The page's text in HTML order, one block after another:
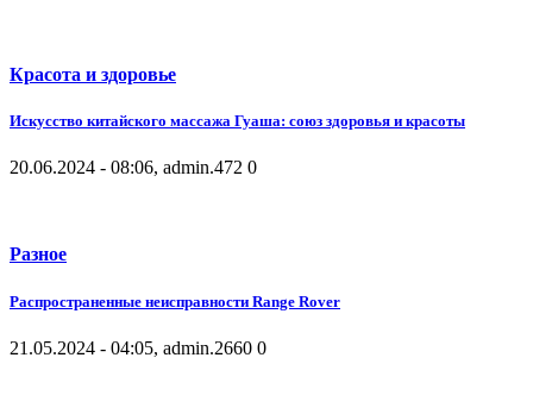
Красота и здоровье
Искусство китайского массажа Гуаша: союз здоровья и красоты
20.06.2024 - 08:06, admin.472 0
Разное
Распространенные неисправности Range Rover
21.05.2024 - 04:05, admin.2660 0